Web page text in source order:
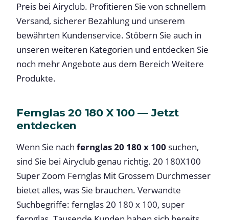
Preis bei Airyclub. Profitieren Sie von schnellem
Versand, sicherer Bezahlung und unserem
bewährten Kundenservice. Stöbern Sie auch in
unseren weiteren Kategorien und entdecken Sie
noch mehr Angebote aus dem Bereich Weitere
Produkte.
Fernglas 20 180 X 100 — Jetzt
entdecken
Wenn Sie nach fernglas 20 180 x 100 suchen,
sind Sie bei Airyclub genau richtig. 20 180X100
Super Zoom Fernglas Mit Grossem Durchmesser
bietet alles, was Sie brauchen. Verwandte
Suchbegriffe: fernglas 20 180 x 100, super